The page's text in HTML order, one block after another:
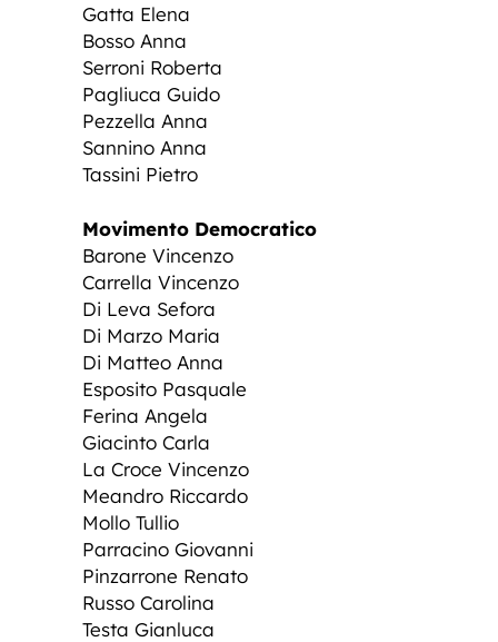
Gatta Elena
Bosso Anna
Serroni Roberta
Pagliuca Guido
Pezzella Anna
Sannino Anna
Tassini Pietro
Movimento Democratico
Barone Vincenzo
Carrella Vincenzo
Di Leva Sefora
Di Marzo Maria
Di Matteo Anna
Esposito Pasquale
Ferina Angela
Giacinto Carla
La Croce Vincenzo
Meandro Riccardo
Mollo Tullio
Parracino Giovanni
Pinzarrone Renato
Russo Carolina
Testa Gianluca